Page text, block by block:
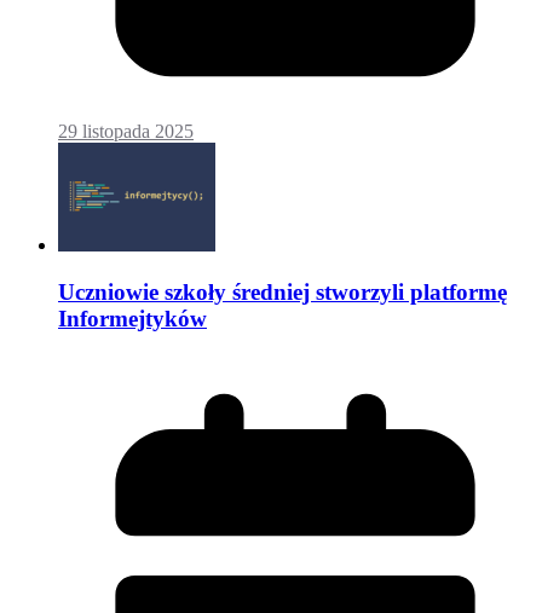
29 listopada 2025
Uczniowie szkoły średniej stworzyli platformę
Informejtyków